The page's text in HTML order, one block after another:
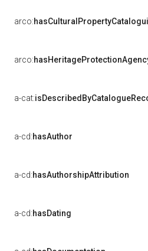
arco:
arco:
a-cat:
a-cd:hasAuthor
a-cd:hasAuthorshipAttribution
a-cd:hasDating